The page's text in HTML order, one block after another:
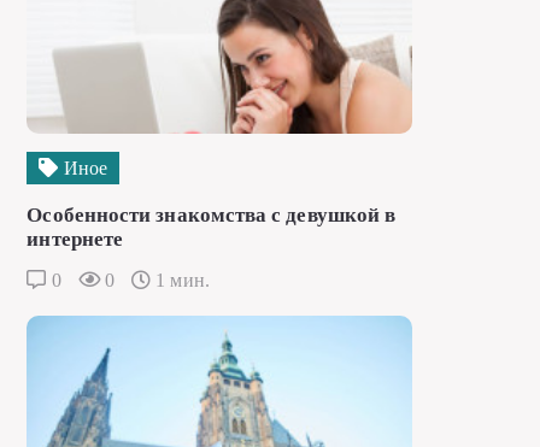
Иное
Особенности знакомства с девушкой в
интернете
0 0 1 мин.